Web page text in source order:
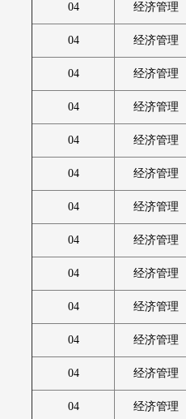
04 经济管理
04 经济管理
04 经济管理
04 经济管理
04 经济管理
04 经济管理
04 经济管理
04 经济管理
04 经济管理
04 经济管理
04 经济管理
04 经济管理
04 经济管理